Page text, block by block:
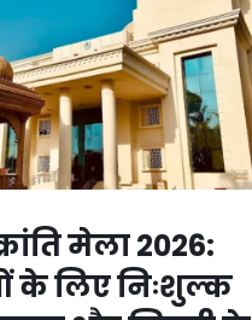
मेला 2026:
के लिए निःशुल्क